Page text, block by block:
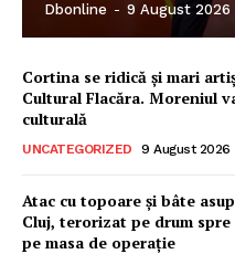
Dbonline - 9 August 2026
Cortina se ridică și mari
Cultural Flacăra. Moreniul
culturală
UNCATEGORIZED 9 August 2026
Atac cu topoare și bâte
Cluj, terorizat pe drum
pe masa de operație